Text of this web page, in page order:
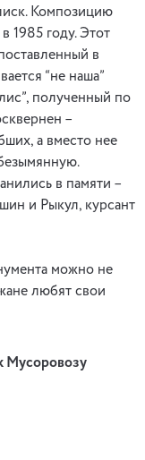
Композицию
1985 году. Этот
в
“не наша”
полученный по
–
а вместо нее
в памяти –
и Рыкул, курсант
можно не
любят свои
Мусоровозу